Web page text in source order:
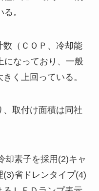
。
数（ＣＯＰ、冷却能
になっており、一般
く上回っている。
、取付け面積は同社
却素子を採用(2)キャ
(3)省ドレンタイプ(4)